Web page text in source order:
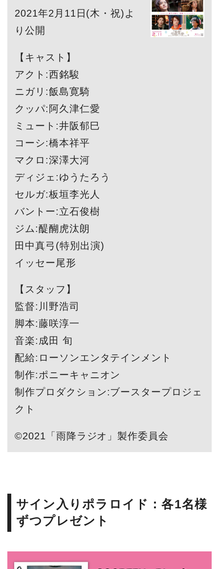
2021年2月11日(木・祝)よ
り公開
【キャスト】
アクト:西銘駿
ニガリ:飯島寛騎
クッパ:阿久津仁愛
ミュート:井阪郁巳
コーシ:橋本祥平
マクロ:深澤大河
ディジェ:ゆうたろう
セルガ:板垣李光人
バントー:立石俊樹
ジム:醍醐虎汰朗
田中真弓(特別出演)
イッセー尾形
【スタッフ】
監督:川野浩司
脚本:藤咲淳一
音楽:成田 旬
配給:ローソンエンタテインメント
制作:ポニーキャニオン
制作プロダクション:ブースタープロジェ
クト
©2021「雨降ラジオ」製作委員会
サイン入りポラロイド：各1名様
ずつプレゼント